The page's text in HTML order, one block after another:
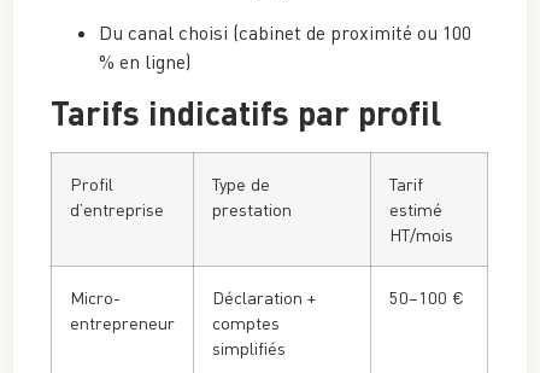
Du canal choisi (cabinet de proximité ou 100
% en ligne)
Tarifs indicatifs par profil
Profil
d’entreprise
Type de
prestation
Tarif
estimé
HT/mois
Micro-
entrepreneur
Déclaration +
comptes
simplifiés
50–100 €